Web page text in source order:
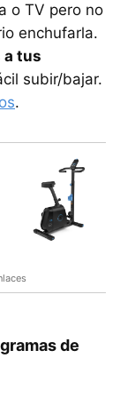
o TV pero no
enchufarla.
a tus
subir/bajar.
.
de